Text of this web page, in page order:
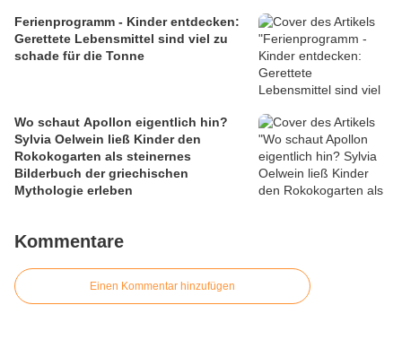
Ferienprogramm - Kinder entdecken:
Gerettete Lebensmittel sind viel zu
schade für die Tonne
Wo schaut Apollon eigentlich hin?
Sylvia Oelwein ließ Kinder den
Rokokogarten als steinernes
Bilderbuch der griechischen
Mythologie erleben
Kommentare
Einen Kommentar hinzufügen